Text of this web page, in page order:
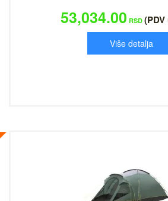
53,034.00 RSD
Više detalja